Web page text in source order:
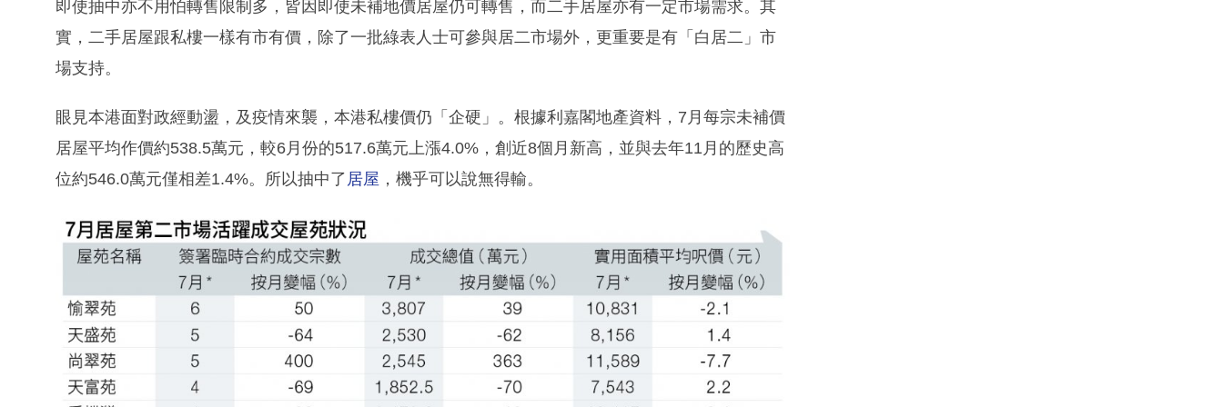
即使抽中亦不用怕轉售限制多，皆因即使未補地價居屋仍可轉售，而二手居屋亦有一定市場需求。其
實，二手居屋跟私樓一樣有市有價，除了一批綠表人士可參與居二市場外，更重要是有「白居二」市
場支持。
眼見本港面對政經動盪，及疫情來襲，本港私樓價仍「企硬」。根據利嘉閣地產資料，7月每宗未補價
居屋平均作價約538.5萬元，較6月份的517.6萬元上漲4.0%，創近8個月新高，並與去年11月的歷史高
位約546.0萬元僅相差1.4%。所以抽中了 居屋 ，機乎可以說無得輸。